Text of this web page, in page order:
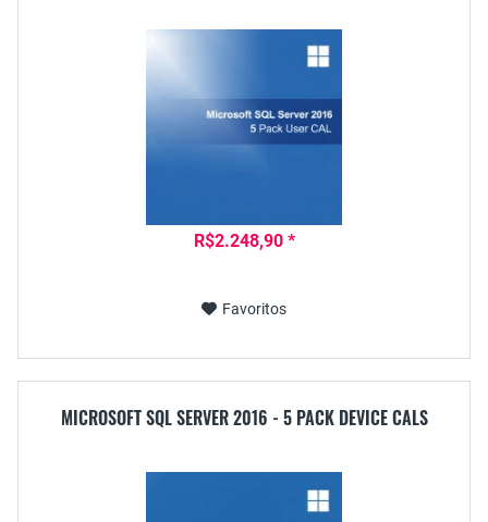
R$2.248,90 *
Favoritos
MICROSOFT SQL SERVER 2016 - 5 PACK DEVICE CALS